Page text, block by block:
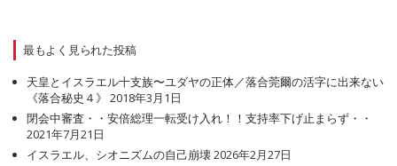
最もよく見られた投稿
天皇とイスラエル十支族〜ユダヤの正体／落合莞爾の活字に出来ない
《落合秘史４》 2018年3月1日
閉会中審査・・安倍総理一転受け入れ！！支持率下げ止まらず・・
2021年7月21日
イスラエル、シオニズムの自己崩壊2026年2月27日